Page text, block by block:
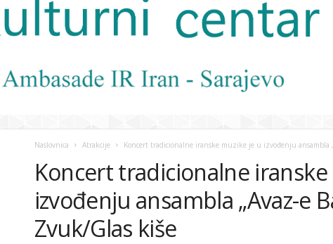
Naslovnica Atrakcije Koncert tradicionalne iranske muzike je u izvođenju ansambla
Koncert tradicionalne
izvođenju ansambla „Avaz-e
Zvuk/Glas kiše